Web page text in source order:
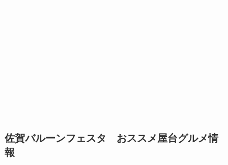
佐賀バルーンフェスタ おススメ屋台グルメ情
報